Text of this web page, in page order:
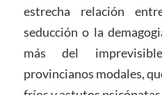
estrecha relación
seducción o la
más del
provincianos modales,